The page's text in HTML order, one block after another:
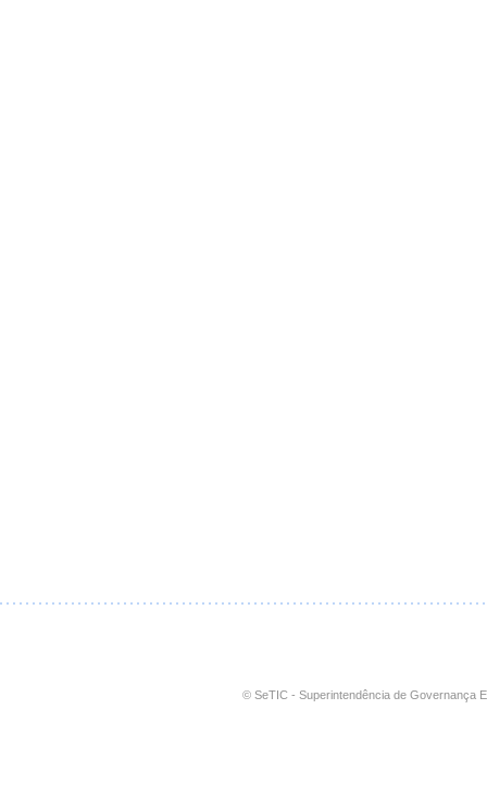
© SeTIC - Superintendência de Governança